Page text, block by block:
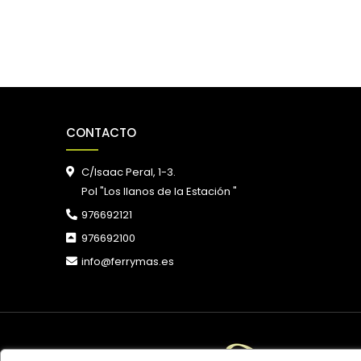
CONTACTO
C/Isaac Peral, 1-3.
Pol "Los llanos de la Estación "
976692121
976692100
info@ferrymas.es